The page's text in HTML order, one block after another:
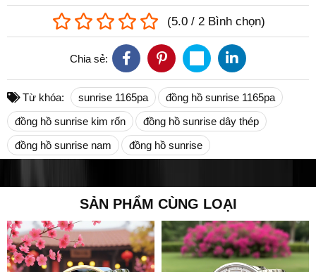
(5.0 / 2 Bình chọn)
Chia sẻ:
Từ khóa: sunrise 1165pa
đồng hồ sunrise 1165pa
đồng hồ sunrise kim rốn
đồng hồ sunrise dây thép
đồng hồ sunrise nam
đồng hồ sunrise
SẢN PHẨM CÙNG LOẠI